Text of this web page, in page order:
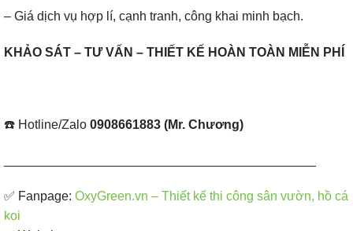
– Giá dịch vụ hợp lí, cạnh tranh, công khai minh bạch.
KHẢO SÁT – TƯ VẤN – THIẾT KẾ HOÀN TOÀN MIỄN PHÍ
☎️ Hotline/Zalo 0908661883 (Mr. Chương)
✅ Fanpage: ​ OxyGreen.vn – Thiết kế thi công sân vườn, hồ cá
koi